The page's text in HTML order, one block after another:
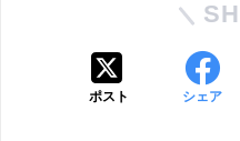
ポスト シェア